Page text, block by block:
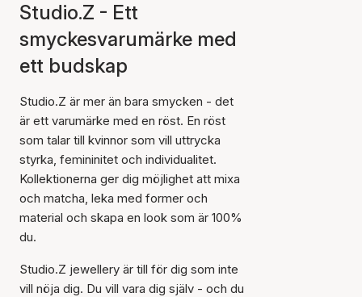
Studio.Z - Ett
smyckesvarumärke med
ett budskap
Studio.Z är mer än bara smycken - det
är ett varumärke med en röst. En röst
som talar till kvinnor som vill uttrycka
styrka, femininitet och individualitet.
Kollektionerna ger dig möjlighet att mixa
och matcha, leka med former och
material och skapa en look som är 100%
du.
Studio.Z jewellery är till för dig som inte
vill nöja dig. Du vill vara dig själv - och du